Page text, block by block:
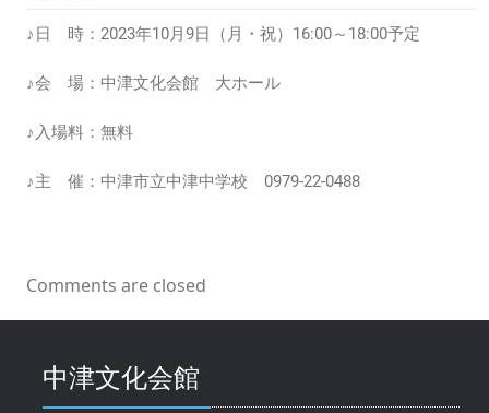
♪日 時：2023年10月9日（月・祝）16:00～18:00予定
♪会 場：中津文化会館 大ホール
♪入場料：無料
♪主 催：中津市立中津中学校 0979-22-0488
Comments are closed
中津文化会館